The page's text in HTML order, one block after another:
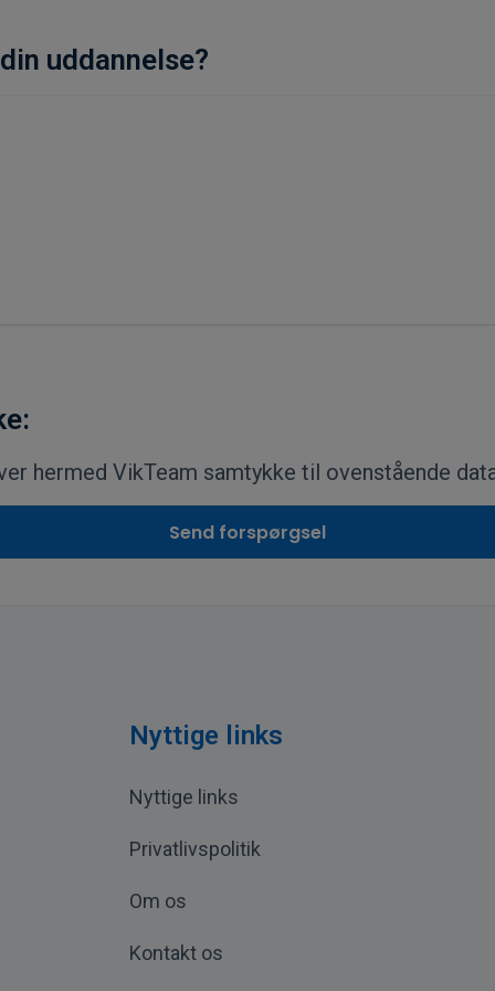
uddannelse?
hermed VikTeam samtykke til ovenstående
Nyttige links
Nyttige links
Privatlivspolitik
Om os
Kontakt os